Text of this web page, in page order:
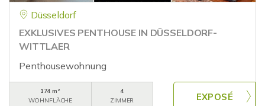
Düsseldorf
EXKLUSIVES PENTHOUSE IN DÜSSELDORF-
WITTLAER
Penthousewohnung
174 m²
WOHNFLÄCHE
4
ZIMMER